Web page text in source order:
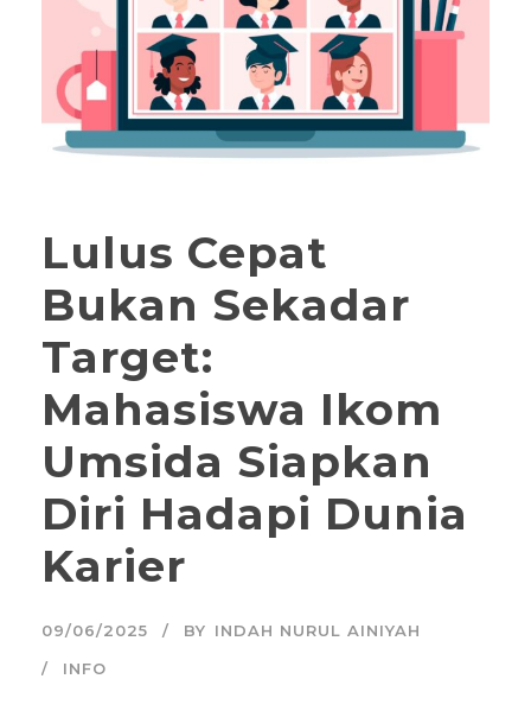
Lulus Cepat
Bukan Sekadar
Target:
Mahasiswa Ikom
Umsida Siapkan
Diri Hadapi Dunia
Karier
09/06/2025 BY INDAH NURUL AINIYAH
INFO